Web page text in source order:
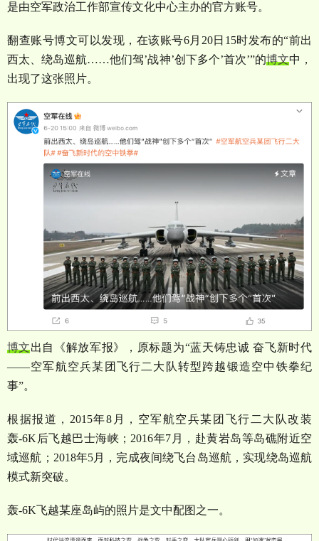
是由空军政治工作部宣传文化中心主办的官方账号。
翻查账号博文可以发现，在该账号6月 20日 15时发布的“前出
西太、绕岛巡航……他们驾’战神’创下多个’首次’”的博文中，
出现了这张照片。
博文出自《解放军报》，原标题为“蓝天铸忠诚 奋飞新时代
——空军航空兵某团飞行二大队转型跨越锻造空中铁拳纪
事”。
根据报道， 2015年8月，空军航空兵某团飞行二大队改装
轰-6K后飞越巴士海峡；2016年7月，赴黄岩岛等岛礁附近空
域巡航； 2018年5月，完成夜间绕飞台岛巡航，实现绕岛巡航
模式新突破。
轰-6K 飞越某座岛屿的照片是文中配图之一。